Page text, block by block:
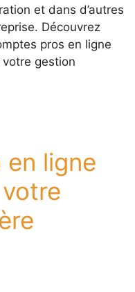
et dans d’autres
Découvrez
pros en ligne
gestion
ligne